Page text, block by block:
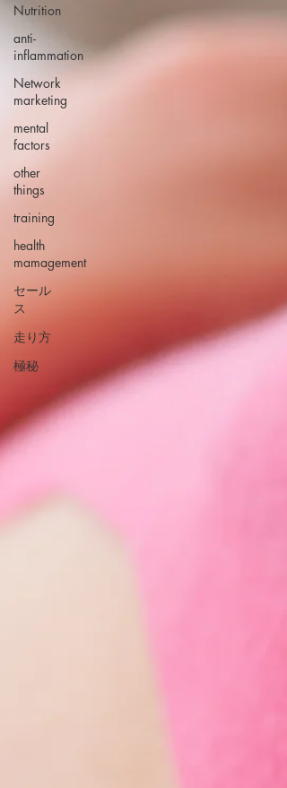
Nutrition
anti-
inflammation
Network
marketing
mental
factors
other
things
training
health
mamagement
セール
ス
走り方
極秘